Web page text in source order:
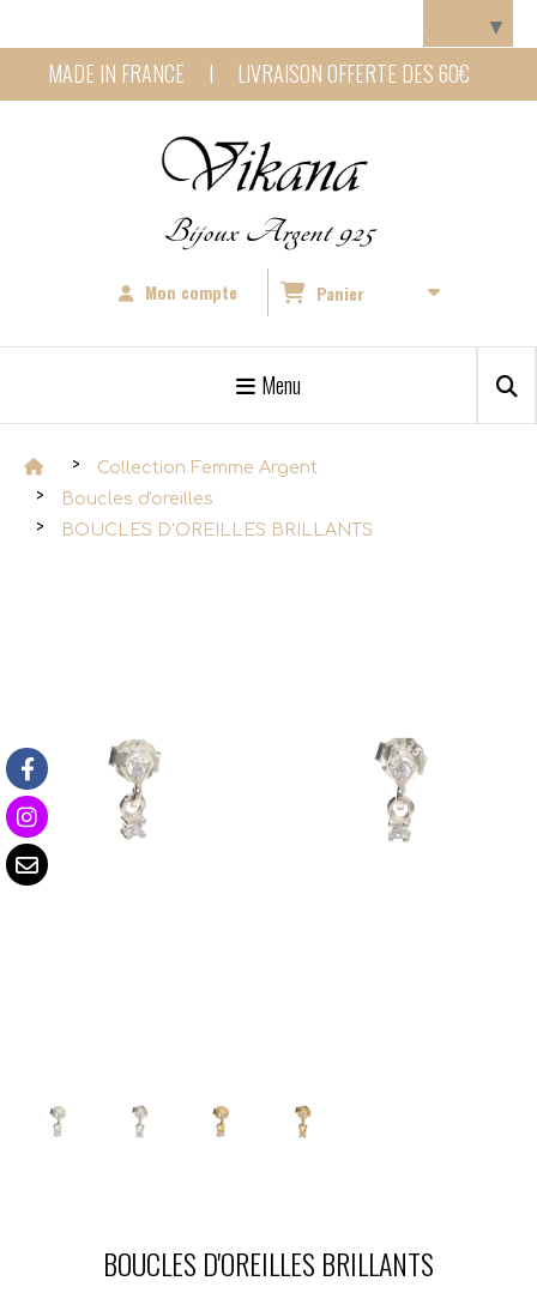
MADE IN FRANCE I LIVRAISON OFFERTE DES 60€
Bijoux Argent 925
Mon compte Panier
Menu
Collection Femme Argent
Boucles d'oreilles
BOUCLES D'OREILLES BRILLANTS
BOUCLES D'OREILLES BRILLANTS
▼